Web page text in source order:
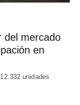
del mercado
en
unidades